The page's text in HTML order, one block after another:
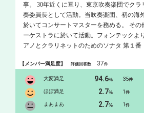
事。 30年近くに亘り、東京吹奏楽団でク
奏委員長として活動。当吹奏楽団、初の海
於いてコンサートマスターを務める。 その
ーケストラに於いて活動。フォンテックよ
アノとクラリネットのためのソナタ 第１番
【メンバー満足度】評価回答数 37件
大変満足 94.6% 35件
ほぼ満足 2.7% 1件
まあまあ 2.7% 1件